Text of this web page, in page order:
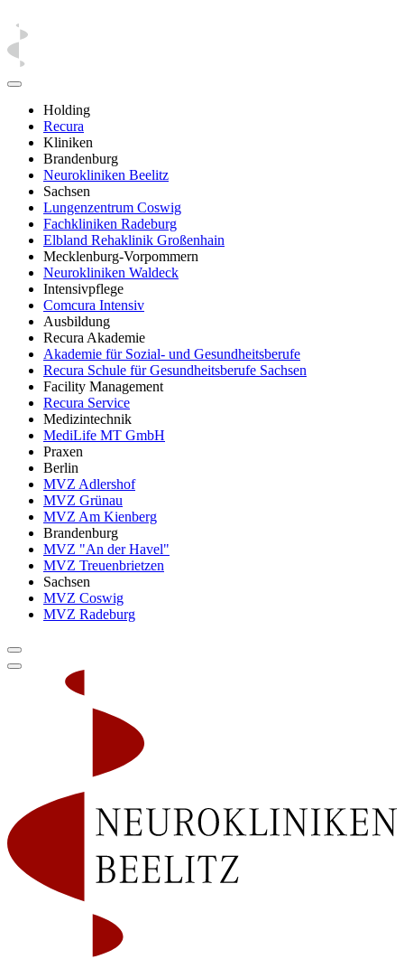
Holding
Recura
Kliniken
Brandenburg
Neurokliniken Beelitz
Sachsen
Lungenzentrum Coswig
Fachkliniken Radeburg
Elbland Rehaklinik Großenhain
Mecklenburg-Vorpommern
Neurokliniken Waldeck
Intensivpflege
Comcura Intensiv
Ausbildung
Recura Akademie
Akademie für Sozial- und Gesundheitsberufe
Recura Schule für Gesundheitsberufe Sachsen
Facility Management
Recura Service
Medizintechnik
MediLife MT GmbH
Praxen
Berlin
MVZ Adlershof
MVZ Grünau
MVZ Am Kienberg
Brandenburg
MVZ "An der Havel"
MVZ Treuenbrietzen
Sachsen
MVZ Coswig
MVZ Radeburg